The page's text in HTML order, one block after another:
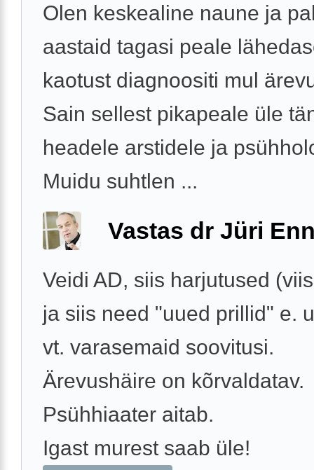
Olen keskealine naune ja
aastaid tagasi peale
kaotust diagnoositi mul
Sain sellest pikapeale üle
headele arstidele ja
Muidu suhtlen ...
Vastas dr Jüri
Veidi AD, siis harjutused
ja siis need "uued prillid" e.
vt. varasemaid soovitusi.
Ärevushäire on kõrvaldatav.
Psühhiaater aitab.
Igast murest saab üle!